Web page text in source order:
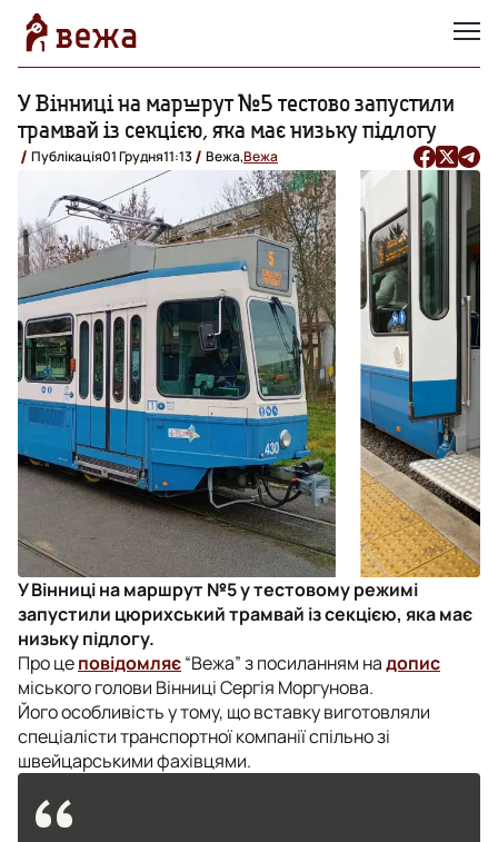
У Вінниці на маршрут №5 тестово запустили
трамвай із секцією, яка має низьку підлогу
Публікація01 Грудня11:13 Вежа,Вежа
У Вінниці на маршрут №5 у тестовому режимі
запустили цюрихський трамвай із секцією, яка має
низьку підлогу.
Про цеповідомляє“Вежа” з посиланням надопис
міського голови Вінниці Сергія Моргунова.
Його особливість у тому, що вставку виготовляли
спеціалісти транспортної компанії спільно зі
швейцарськими фахівцями.